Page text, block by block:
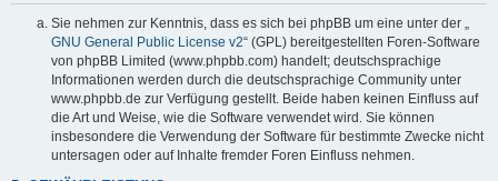
Sie nehmen zur Kenntnis, dass es sich bei phpBB um eine unter der „
GNU General Public License v2“ (GPL) bereitgestellten Foren-Software
von phpBB Limited (www.phpbb.com) handelt; deutschsprachige
Informationen werden durch die deutschsprachige Community unter
www.phpbb.de zur Verfügung gestellt. Beide haben keinen Einfluss auf
die Art und Weise, wie die Software verwendet wird. Sie können
insbesondere die Verwendung der Software für bestimmte Zwecke nicht
untersagen oder auf Inhalte fremder Foren Einfluss nehmen.